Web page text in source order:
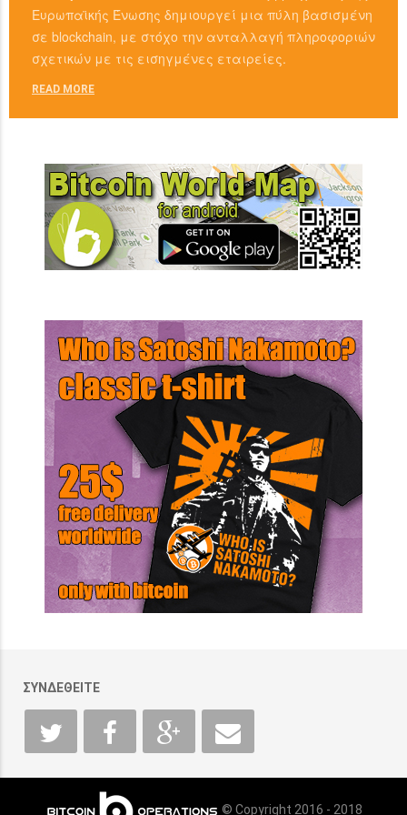
Ευρωπαϊκής Ένωσης δημιουργεί μια πύλη βασισμένη
σε blockchain, με στόχο την ανταλλαγή πληροφοριών
σχετικών με τις εισηγμένες εταιρείες.
READ MORE
ΣΥΝΔΕΘΕΙΤΕ
© Copyright 2016 - 2018